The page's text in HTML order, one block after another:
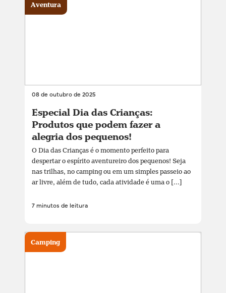
08 de outubro de 2025
Especial Dia das Crianças:
Produtos que podem fazer a
alegria dos pequenos!
O Dia das Crianças é o momento perfeito para
despertar o espírito aventureiro dos pequenos! Seja
nas trilhas, no camping ou em um simples passeio ao
ar livre, além de tudo, cada atividade é uma o [...]
7 minutos de leitura
Aventura
Camping